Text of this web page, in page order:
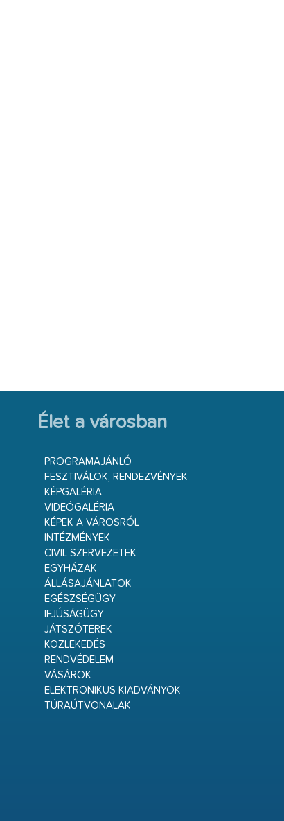
Élet a városban
PROGRAMAJÁNLÓ
FESZTIVÁLOK, RENDEZVÉNYEK
KÉPGALÉRIA
VIDEÓGALÉRIA
KÉPEK A VÁROSRÓL
INTÉZMÉNYEK
CIVIL SZERVEZETEK
EGYHÁZAK
ÁLLÁSAJÁNLATOK
EGÉSZSÉGÜGY
IFJÚSÁGÜGY
JÁTSZÓTEREK
KÖZLEKEDÉS
RENDVÉDELEM
VÁSÁROK
ELEKTRONIKUS KIADVÁNYOK
TÚRAÚTVONALAK